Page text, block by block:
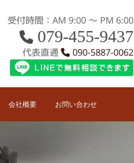
受付時間：AM 9:00 〜 PM 6:00
079-455-9437
代表直通 090-5887-0062
会社概要 お問い合わせ